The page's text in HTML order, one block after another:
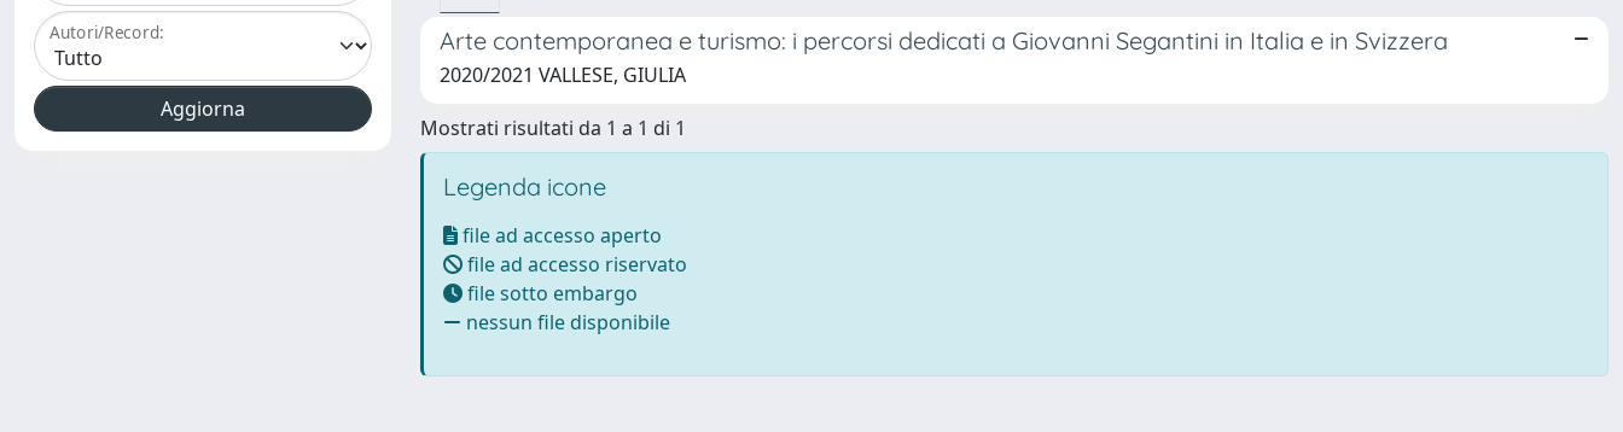
Autori/Record: Arte contemporanea e turismo: i percorsi dedicati a Giovanni Segantini in Italia e in Svizzera
2020/2021 VALLESE, GIULIA
Mostrati risultati da 1 a 1 di 1
Legenda icone
file ad accesso aperto
file ad accesso riservato
file sotto embargo
nessun file disponibile